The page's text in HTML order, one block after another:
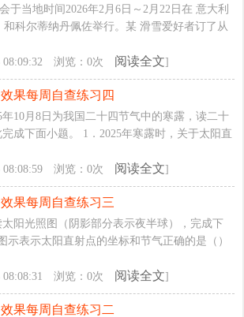
于当地时间2026年2月6日～2月22日在 意大利
和科尔蒂纳丹佩佐举行。某 滑雪爱好者订了从
08:09:32 浏览：0次 阅读全文]
果每周自查练习四
年10月8日为我国二十四节气中的寒露，读二十
成下面小题。 1．2025年寒露时，关于太阳直
08:08:59 浏览：0次 阅读全文]
果每周自查练习三
太阳光照图（阴影部分表示夜半球），完成下
示表示太阳直射点的坐标和节气正确的是（）
08:08:31 浏览：0次 阅读全文]
果每周自查练习二